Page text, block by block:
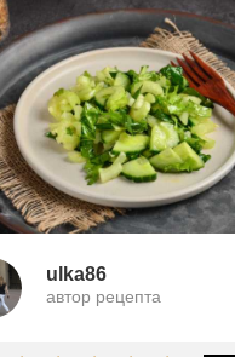
ulka86
автор рецепта